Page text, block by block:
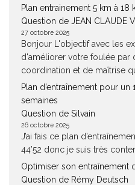
Plan entrainement 5 km à
Question de JEAN CLAUDE
27 octobre 2025
Bonjour L'objectif avec les
d'améliorer votre foulée par
coordination et de maîtrise
Plan d’entraînement pour
semaines
Question de Silvain
26 octobre 2025
J’ai fais ce plan
44’52 donc je suis très
Optimiser son entraînement
Question de Rémy Deutsch